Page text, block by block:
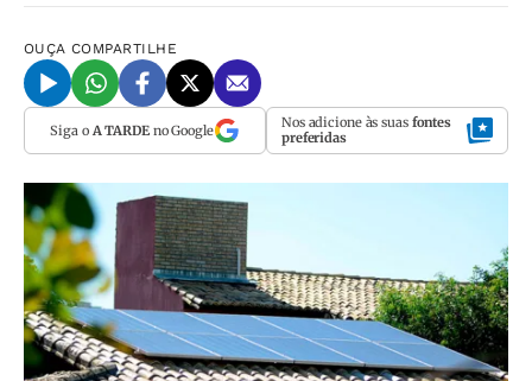
OUÇA COMPARTILHE
Siga o A TARDEno Google Nos adicione às suas fontes
preferidas